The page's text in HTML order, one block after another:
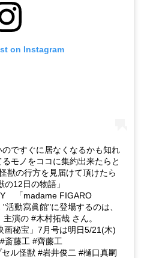
on Instagram
ですぐに居なくなるかも知れ
モノをココに集約出来たらと
獣の行方を見届けて頂けたら
12日の物語」
「madame FIGARO
動寫眞館"に登場するのは、
演の #木村拓哉 さん。
秘宝」7月号は明日5/21(木)
斎藤工 #齊藤工
ル怪獣 #岩井俊二 #樋口真嗣